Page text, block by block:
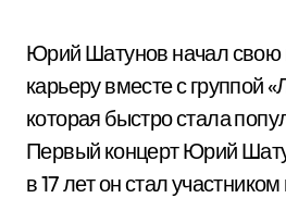
Юрий Шатунов начал
карьеру вместе с группой
которая быстро стала
Первый концерт Юрий
в 17 лет он стал